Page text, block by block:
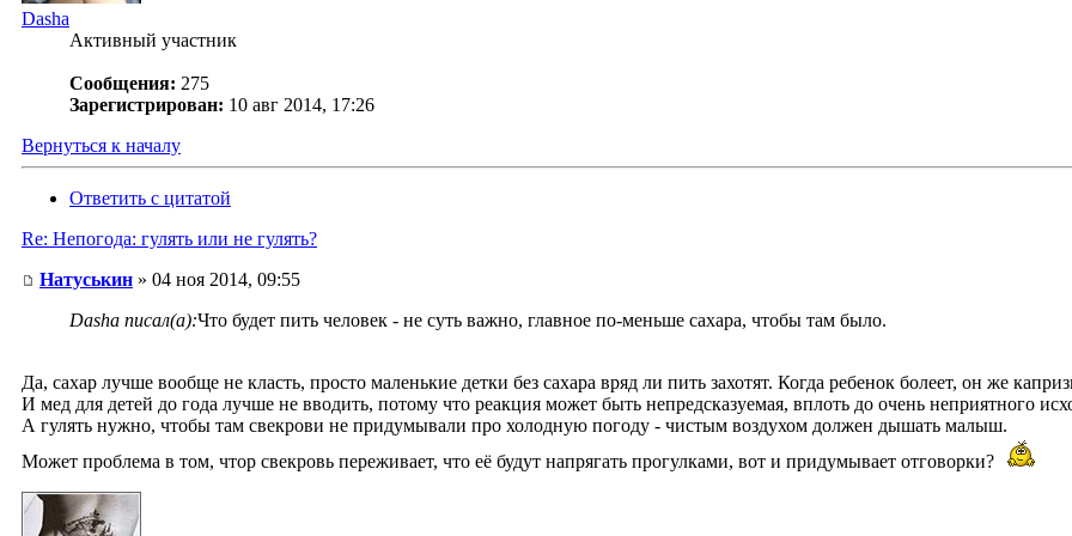
Dasha
Активный участник
Сообщения: 275
Зарегистрирован: 10 авг 2014, 17:26
Вернуться к началу
Ответить с цитатой
Re: Непогода: гулять или не гулять?
Натуськин » 04 ноя 2014, 09:55
Dasha писал(а):Что будет пить человек - не суть важно, главное по-меньше сахара, чтобы там было.
Да, сахар лучше вообще не класть, просто маленькие детки без сахара вряд ли пить захотят. Когда ребенок болеет, он же
И мед для детей до года лучше не вводить, потому что реакция может быть непредсказуемая, вплоть до очень неприятного
А гулять нужно, чтобы там свекрови не придумывали про холодную погоду - чистым воздухом должен дышать малыш.
Может проблема в том, чтор свекровь переживает, что её будут напрягать прогулками, вот и придумывает отговорки?